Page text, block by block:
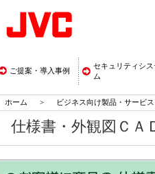
ご提案・導入事例
セキュリティシス
ム
ホーム > ビジネス向け製品・サービス
仕様書・外観図Ｃ